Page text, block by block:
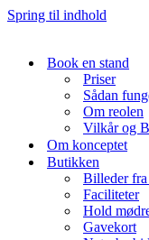
Spring til indhold
Book en stand
Priser
Sådan
Om reolen
Vilkår og
Om konceptet
Butikken
Billeder
Faciliteter
Hold
Gavekort